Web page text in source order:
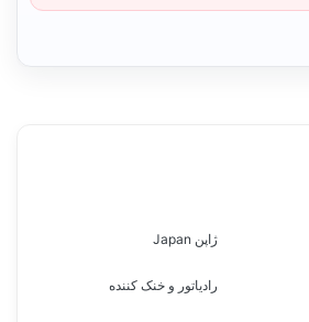
ژاپن Japan
رادیاتور و خنک کننده